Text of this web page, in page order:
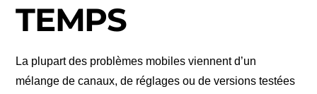
TEMPS
La plupart des problèmes mobiles viennent d’un
mélange de canaux, de réglages ou de versions testées